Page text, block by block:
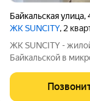
Байкальская улица,
ЖК SUNCITY, 2
ЖК SUNCITY -
Байкальской в
ЖК расположился
супермаркеты,